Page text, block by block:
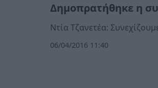
Δημοπρατήθηκε η
Ντία Τζανετέα:
06/04/2016 11:40